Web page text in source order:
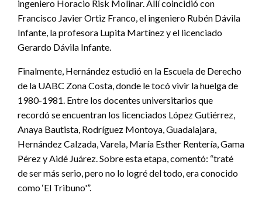
ingeniero Horacio Risk Molinar. Allí coincidió con
Francisco Javier Ortiz Franco, el ingeniero Rubén Dávila
Infante, la profesora Lupita Martínez y el licenciado
Gerardo Dávila Infante.
Finalmente, Hernández estudió en la Escuela de Derecho
de la UABC Zona Costa, donde le tocó vivir la huelga de
1980-1981. Entre los docentes universitarios que
recordó se encuentran los licenciados López Gutiérrez,
Anaya Bautista, Rodríguez Montoya, Guadalajara,
Hernández Calzada, Varela, María Esther Rentería, Gama
Pérez y Aidé Juárez. Sobre esta etapa, comentó: “traté
de ser más serio, pero no lo logré del todo, era conocido
como ‘El Tribuno'”.